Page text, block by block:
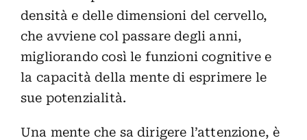
densità e delle dimensioni del cervello,
che avviene col passare degli anni,
migliorando così le funzioni cognitive e
la capacità della mente di esprimere le
sue potenzialità.
Una mente che sa dirigere l’attenzione, è